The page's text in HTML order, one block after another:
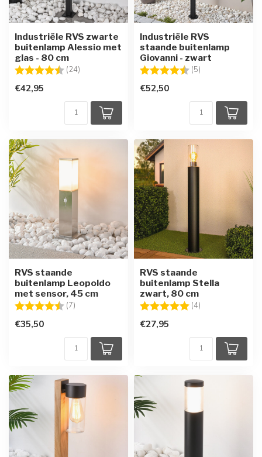
Industriële RVS zwarte
buitenlamp Alessio met
glas - 80 cm
Beoordeling: (24)
€42,95
Industriële RVS
staande buitenlamp
Giovanni - zwart
Beoordeling: (5)
€52,50
RVS staande
buitenlamp Leopoldo
met sensor, 45 cm
Beoordeling: (7)
€35,50
RVS staande
buitenlamp Stella
zwart, 80 cm
Beoordeling: (4)
€27,95